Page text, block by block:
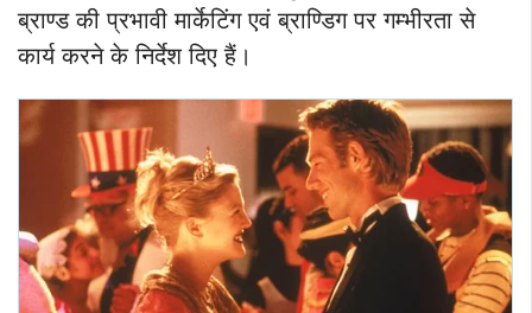
ब्राण्ड की प्रभावी मार्केटिंग एवं ब्राण्डिग पर गम्भीरता से
कार्य करने के निर्देश दिए हैं।